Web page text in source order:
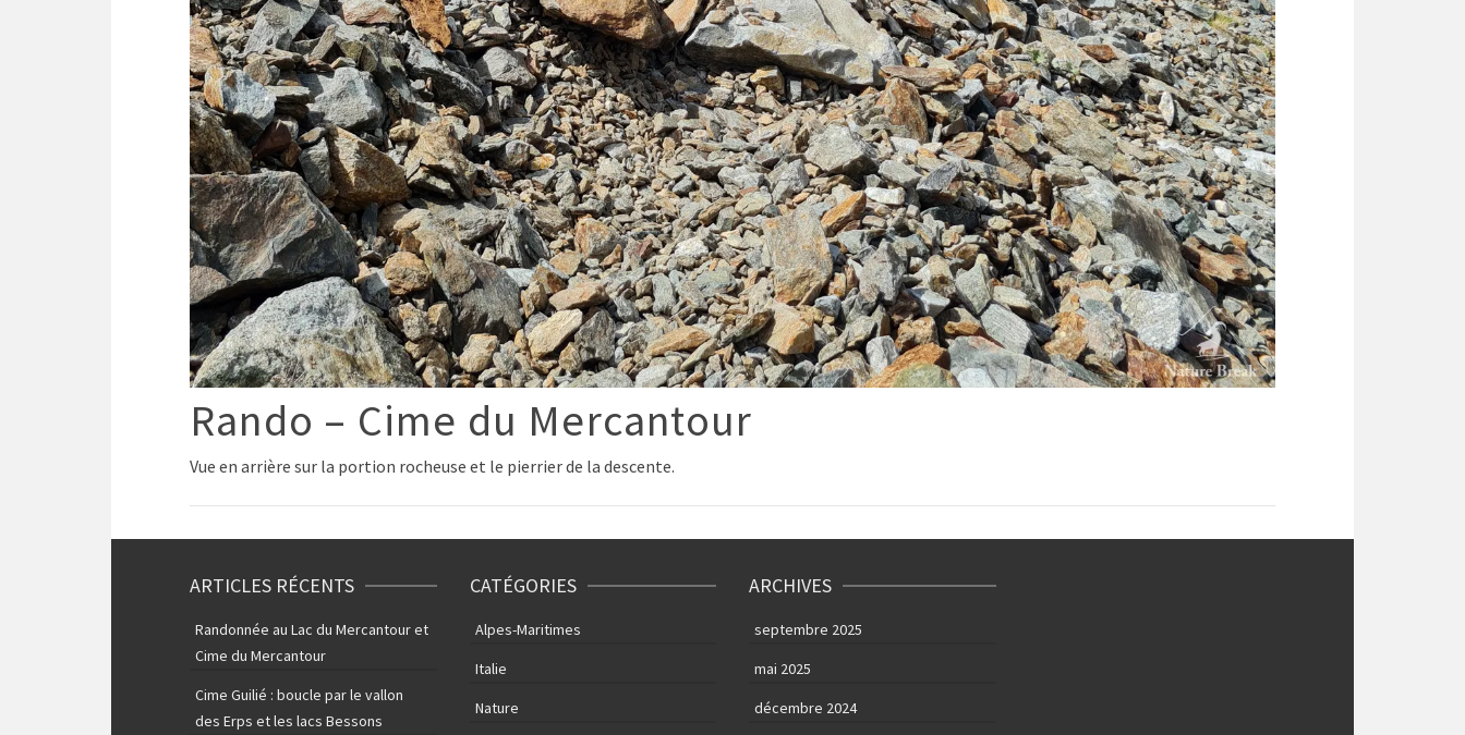
Rando – Cime du Mercantour
Vue en arrière sur la portion rocheuse et le pierrier de la descente.
ARTICLES RÉCENTS
Randonnée au Lac du Mercantour et
Cime du Mercantour
Cime Guilié : boucle par le vallon
des Erps et les lacs Bessons
CATÉGORIES
Alpes-Maritimes
Italie
Nature
ARCHIVES
septembre 2025
mai 2025
décembre 2024